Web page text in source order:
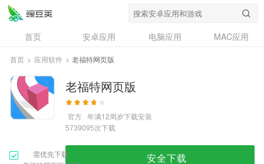
首页 安卓应用 电脑应用
MAC应用
资讯
专题
问答
首页 > 应用软件 > 老福特网页版
老福特网页版
官方 年满12周岁下载安装
5739095次下载
需优先下载
安全下载